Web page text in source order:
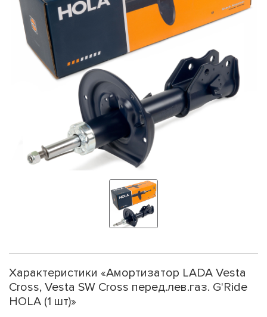
Характеристики «Амортизатор LADA Vesta
Cross, Vesta SW Cross перед.лев.газ. G'Ride
HOLA (1 шт)»